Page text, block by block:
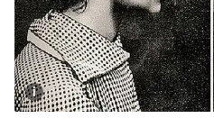
Tvoření
Rady a tipy
Extra
SVĚT
ROČNÍ
SADA